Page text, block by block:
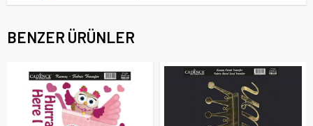
BENZER ÜRÜNLER